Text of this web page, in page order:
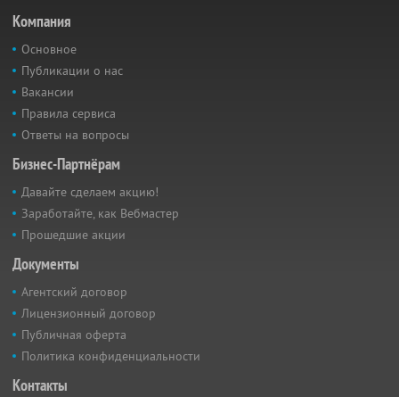
Компания
Основное
Публикации о нас
Вакансии
Правила сервиса
Ответы на вопросы
Бизнес-Партнёрам
Давайте сделаем акцию!
Заработайте, как Вебмастер
Прошедшие акции
Документы
Агентский договор
Лицензионный договор
Публичная оферта
Политика конфиденциальности
Контакты